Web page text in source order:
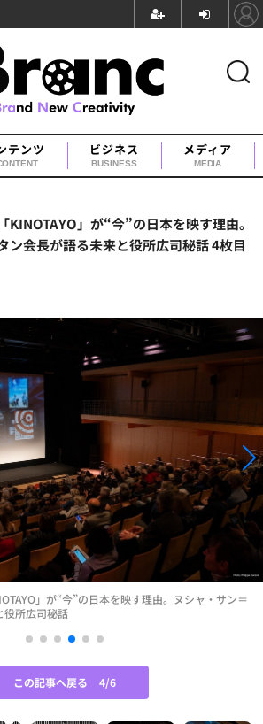
テンツ ビジネス
BUSINESS
メディア
MEDIA
KINOTAYO」が“今”の日本を映す理由。
ン会長が語る未来と役所広司秘話 4枚目
」が“今”の日本を映す理由。ヌシャ・サン＝
役所広司秘話
この記事へ戻る 4/6